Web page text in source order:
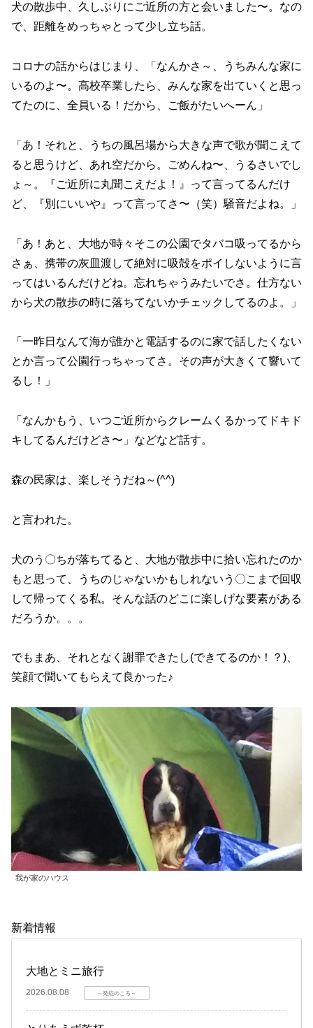
犬の散歩中、久しぶりにご近所の方と会いました〜。なの
で、距離をめっちゃとって少し立ち話。
コロナの話からはじまり、「なんかさ～、うちみんな家に
いるのよ〜。高校卒業したら、みんな家を出ていくと思っ
てたのに、全員いる！だから、ご飯がたいへーん」
「あ！それと、うちの風呂場から大きな声で歌が聞こえて
ると思うけど、あれ空だから。ごめんね〜、うるさいでし
ょ～。『ご近所に丸聞こえだよ！』って言ってるんだけ
ど、『別にいいや』って言ってさ〜（笑）騒音だよね。」
「あ！あと、大地が時々そこの公園でタバコ吸ってるから
さぁ、携帯の灰皿渡して絶対に吸殻をポイしないように言
ってはいるんだけどね。忘れちゃうみたいでさ。仕方ない
から犬の散歩の時に落ちてないかチェックしてるのよ。」
「一昨日なんて海が誰かと電話するのに家で話したくない
とか言って公園行っちゃってさ。その声が大きくて響いて
るし！」
「なんかもう、いつご近所からクレームくるかってドキド
キしてるんだけどさ〜」などなど話す。
森の民家は、楽しそうだね～(^^)
と言われた。
犬のう〇ちが落ちてると、大地が散歩中に拾い忘れたのか
もと思って、うちのじゃないかもしれないう〇こまで回収
して帰ってくる私。そんな話のどこに楽しげな要素がある
だろうか。。。
でもまあ、それとなく謝罪できたし(できてるのか！？)、
笑顔で聞いてもらえて良かった♪
我が家のハウス
新着情報
大地とミニ旅行
2026.08.08 ～発症のころ～